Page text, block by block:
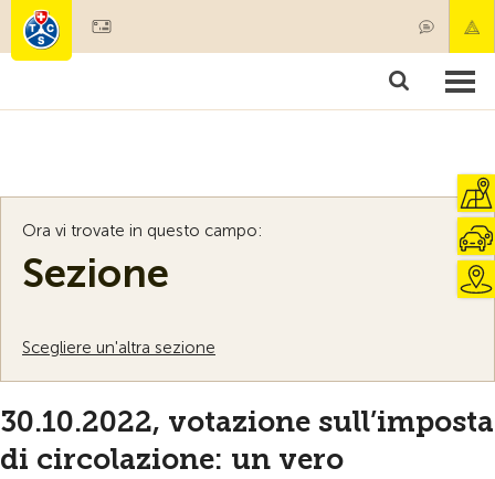
Societariato & prestazioni
Ora vi trovate in questo campo:
Sezione
Scegliere un'altra sezione
30.10.2022, votazione sull’imposta
di circolazione: un vero